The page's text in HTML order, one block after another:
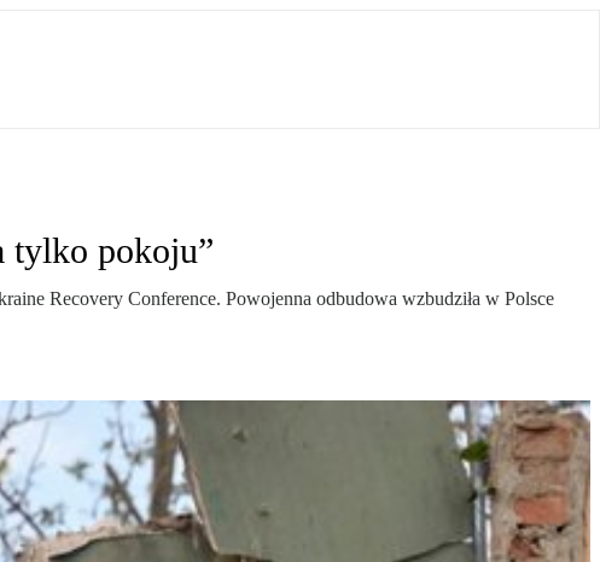
tylko pokoju”
Recovery Conference. Powojenna odbudowa wzbudziła w Polsce